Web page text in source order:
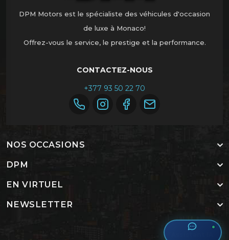
DPM Motors est le spécialiste des véhicules d'occasion
de luxe à Monaco!
Offrez-vous le service, le prestige et la performance.
CONTACTEZ-NOUS
+377 93 50 22 70
NOS OCCASIONS
DPM
EN VIRTUEL
NEWSLETTER